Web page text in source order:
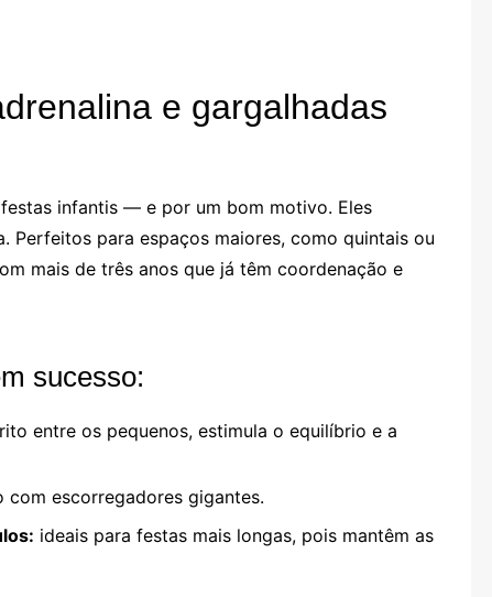
e gargalhadas
infantis — e por um bom motivo. Eles
Perfeitos para espaços maiores, como quintais ou
mais de três anos que já têm coordenação e
sucesso:
entre os pequenos, estimula o equilíbrio e a
com escorregadores gigantes.
ideais para festas mais longas, pois mantêm as